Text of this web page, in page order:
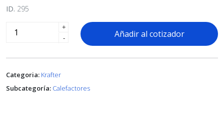
ID. 295
+
-
Añadir al cotizador
Categoria: Krafter
Subcategoría: Calefactores